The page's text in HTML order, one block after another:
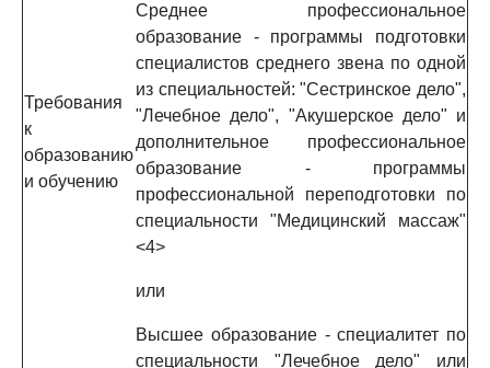
Требования
к
образованию
и обучению
Среднее профессиональное
образование - программы подготовки
специалистов среднего звена по одной
из специальностей: "Сестринское дело",
"Лечебное дело", "Акушерское дело" и
дополнительное профессиональное
образование - программы
профессиональной переподготовки по
специальности "Медицинский массаж"
<4>
или
Высшее образование - специалитет по
специальности "Лечебное дело" или